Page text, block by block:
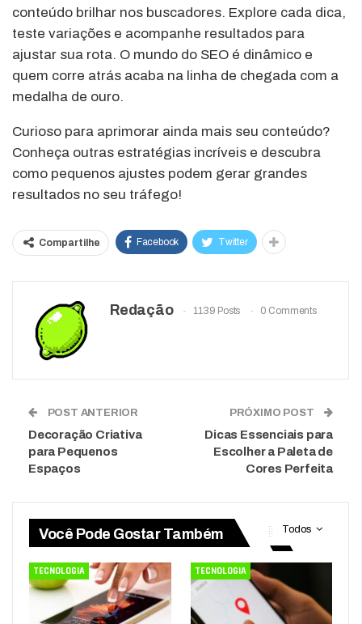
conteúdo brilhar nos buscadores. Explore cada dica,
teste variações e acompanhe resultados para
ajustar sua rota. O mundo do SEO é dinâmico e
quem corre atrás acaba na linha de chegada com a
medalha de ouro.
Curioso para aprimorar ainda mais seu conteúdo?
Conheça outras estratégias incríveis e descubra
como pequenos ajustes podem gerar grandes
resultados no seu tráfego!
Compartilhe Facebook Twitter
Redação 1139 Posts 0 Comments
POST ANTERIOR
Decoração Criativa
para Pequenos
Espaços
PRÓXIMO POST
Dicas Essenciais para
Escolher a Paleta de
Cores Perfeita
Todos
Você Pode Gostar Também
TECNOLOGIA TECNOLOGIA